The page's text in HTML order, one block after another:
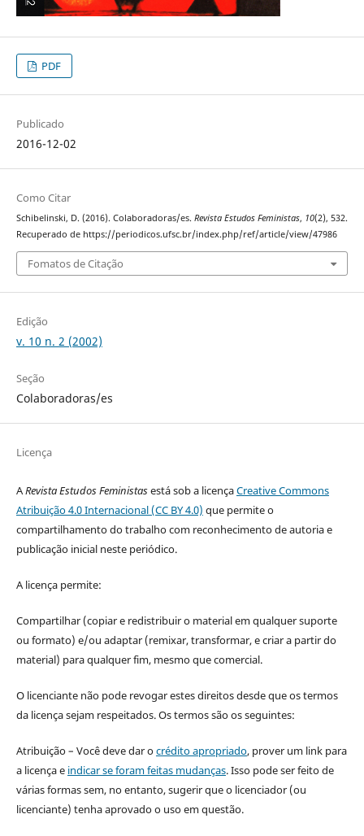
PDF
Publicado
2016-12-02
Como Citar
Schibelinski, D. (2016). Colaboradoras/es. Revista Estudos Feministas, 10(2), 532.
Recuperado de https://periodicos.ufsc.br/index.php/ref/article/view/47986
Fomatos de Citação
Edição
v. 10 n. 2 (2002)
Seção
Colaboradoras/es
Licença
ARevista Estudos Feministasestá sob a licençaCreative Commons
Atribuição 4.0 Internacional (CC BY 4.0) que permite o
compartilhamento do trabalho com reconhecimento de autoria e
publicação inicial neste periódico.
A licença permite:
Compartilhar (copiar e redistribuir o material em qualquer suporte
ou formato) e/ou adaptar (remixar, transformar, e criar a partir do
material) para qualquer fim, mesmo que comercial.
O licenciante não pode revogar estes direitos desde que os termos
da licença sejam respeitados. Os termos são os seguintes:
Atribuição – Você deve dar ocrédito apropriado, prover um link para
a licença e indicar se foram feitas mudanças. Isso pode ser feito de
várias formas sem, no entanto, sugerir que o licenciador (ou
licenciante) tenha aprovado o uso em questão.